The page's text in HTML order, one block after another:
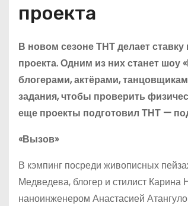
проекта
В новом сезоне ТНТ делает
проекта. Одним из них станет шоу
блогерами, актёрами,
задания, чтобы проверить
еще проекты подготовил ТНТ —
«Вызов»
В кэмпинг посреди живописных
Медведева, блогер и стилист
наноинженером Анастасией